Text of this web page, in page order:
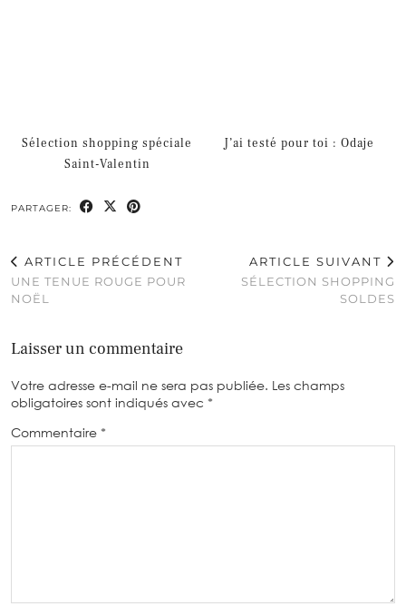
Sélection shopping spéciale
Saint-Valentin
J’ai testé pour toi : Odaje
PARTAGER:
ARTICLE PRÉCÉDENT
UNE TENUE ROUGE POUR
NOËL
ARTICLE SUIVANT
SÉLECTION SHOPPING
SOLDES
Laisser un commentaire
Votre adresse e-mail ne sera pas publiée. Les champs
obligatoires sont indiqués avec *
Commentaire *